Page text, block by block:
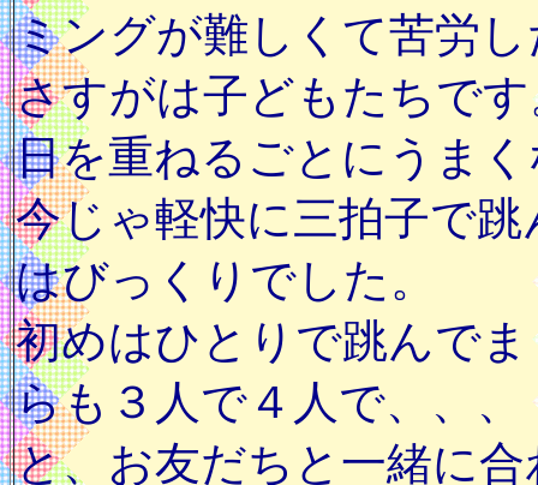
ミングが難しくて苦労
さすがは子どもたちで
日を重ねるごとにうま
今じゃ軽快に三拍子で
はびっくりでした。
初めはひとりで跳んで
らも３人で４人で、、、
と、お友だちと一緒に